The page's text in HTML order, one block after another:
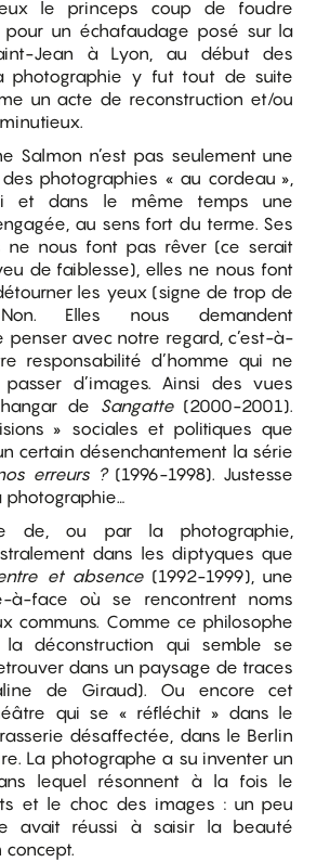
le princeps coup de foudre
pour un échafaudage posé sur la
Jean à Lyon, au début des
photographie y fut tout de suite
un acte de reconstruction et/ou
Salmon n’est pas seulement une
photographies « au cordeau »,
et dans le même temps une
au sens fort du terme. Ses
ne nous font pas rêver (ce serait
de faiblesse), elles ne nous font
les yeux (signe de trop de
Non. Elles nous demandent
penser avec notre regard, c’est-à-
responsabilité d’homme qui ne
d’images. Ainsi des vues
de Sangatte(2000-2001).
» sociales et politiques que
certain désenchantement la série
erreurs ?(1996-1998). Justesse
photographie…
de, ou par la photographie,
dans les diptyques que
et absence(1992-1999), une
à-face où se rencontrent noms
communs. Comme ce philosophe
déconstruction qui semble se
dans un paysage de traces
de Giraud). Ou encore cet
qui se « réfléchit » dans le
désaffectée, dans le Berlin
La photographe a su inventer un
lequel résonnent à la fois le
et le choc des images : un peu
avait réussi à saisir la beauté
concept.